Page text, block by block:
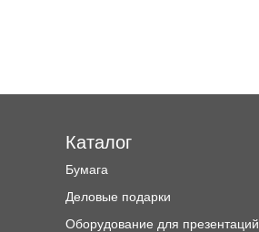
Каталог
Бумага
Деловые подарки
Оборудование для презентаций